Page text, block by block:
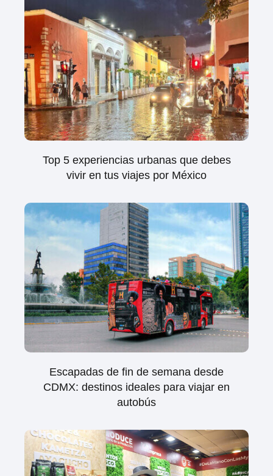
Top 5 experiencias urbanas que debes
vivir en tus viajes por México
Escapadas de fin de semana desde
CDMX: destinos ideales para viajar en
autobús